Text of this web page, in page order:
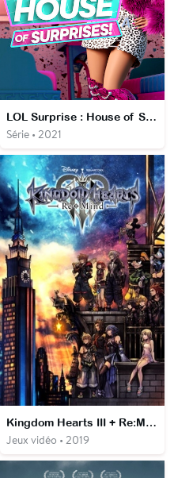
LOL Surprise : House of Surprises
Série • 2021
Kingdom Hearts III + Re:Mind
Jeux vidéo • 2019